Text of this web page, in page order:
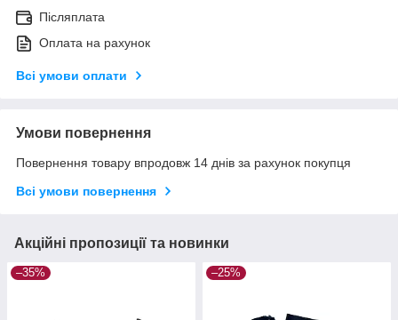
Післяплата
Оплата на рахунок
Всі умови оплати
Умови повернення
Повернення товару впродовж 14 днів за рахунок покупця
Всі умови повернення
Акційні пропозиції та новинки
–35% –25%